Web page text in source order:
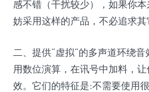
感不错（干扰较少），如果你
妨采用这样的产品，不必追求其
二、提供“虚拟”的多声道环绕
用数位演算，在讯号中加料，
效。它们的特征是:不需要使用